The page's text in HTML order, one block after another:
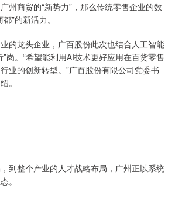
州商贸的“新势力”，那么传统零售企业的数
”的新活力。
的龙头企业，广百股份此次也结合人工智能
岗。“希望能利用AI技术更好应用在百货零售
业的创新转型。”广百股份有限公司党委书
。
到整个产业的人才战略布局，广州正以系统
。